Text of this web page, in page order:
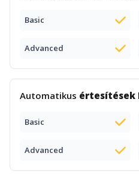
Basic
Advanced
Automatikus értesítések
Basic
Advanced